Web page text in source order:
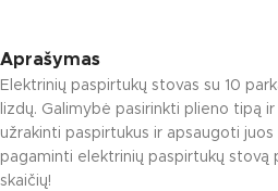
Aprašymas
Elektrinių paspirtukų stovas su 10
lizdų. Galimybė pasirinkti plieno tipą
užrakinti paspirtukus ir apsaugoti
pagaminti elektrinių paspirtukų stovą
skaičių!